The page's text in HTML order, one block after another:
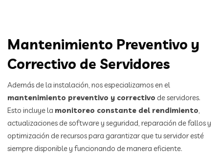
Mantenimiento Preventivo y
Correctivo de Servidores
Además de la instalación, nos especializamos en el
mantenimiento preventivo y correctivo de servidores.
Esto incluye la monitoreo constante del rendimiento,
actualizaciones de software y seguridad, reparación de fallos y
optimización de recursos para garantizar que tu servidor esté
siempre disponible y funcionando de manera eficiente.